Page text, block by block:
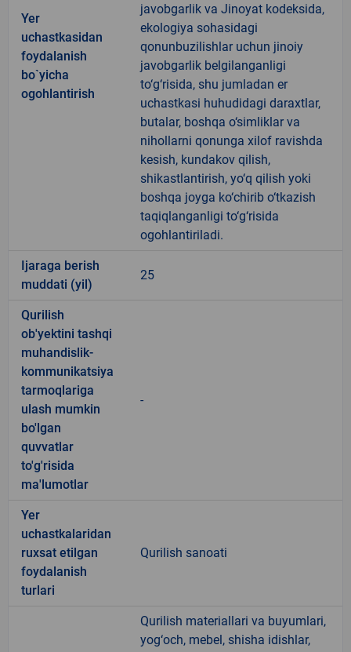
Yer
uchastkasidan
foydalanish
bo`yicha
ogohlantirish
javobgarlik va Jinoyat kodeksida,
ekologiya sohasidagi
qonunbuzilishlar uchun jinoiy
javobgarlik belgilanganligi
to‘g‘risida, shu jumladan er
uchastkasi huhudidagi daraxtlar,
butalar, boshqa o‘simliklar va
nihollarni qonunga xilof ravishda
kesish, kundakov qilish,
shikastlantirish, yo‘q qilish yoki
boshqa joyga ko‘chirib o‘tkazish
taqiqlanganligi to‘g‘risida
ogohlantiriladi.
Ijaraga berish
muddati (yil)
25
Qurilish
ob'yektini tashqi
muhandislik-
kommunikatsiya
tarmoqlariga
ulash mumkin
bo'lgan
quvvatlar
to'g'risida
ma'lumotlar
-
Yer
uchastkalaridan
ruxsat etilgan
foydalanish
turlari
Qurilish sanoati
Qurilish materiallari va buyumlari,
yog‘och, mebel, shisha idishlar,